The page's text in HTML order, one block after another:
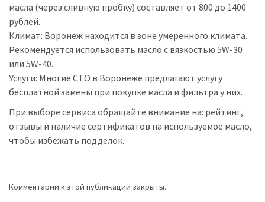
масла (через сливную пробку) составляет от 800 до 1400
рублей.
Климат: Воронеж находится в зоне умеренного климата.
Рекомендуется использовать масло с вязкостью 5W-30
или 5W-40.
Услуги: Многие СТО в Воронеже предлагают услугу
бесплатной замены при покупке масла и фильтра у них.
При выборе сервиса обращайте внимание на: рейтинг,
отзывы и наличие сертификатов на используемое масло,
чтобы избежать подделок.
Комментарии к этой публикации закрыты.